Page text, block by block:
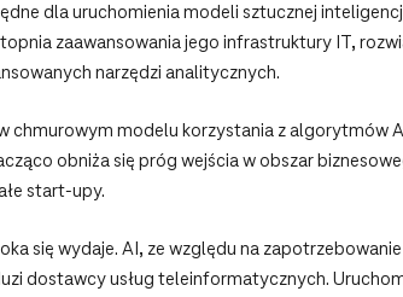
dla uruchomienia modeli sztucznej
zaawansowania jego infrastruktury IT,
narzędzi analitycznych.
chmurowym modelu korzystania z algorytmów
obniża się próg wejścia w obszar
start-upy.
się wydaje. AI, ze względu na
dostawcy usług teleinformatycznych.